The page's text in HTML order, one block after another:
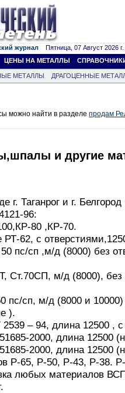
журнал Пятница, 07 Август 2026 г.
ЦЕНЫ НА МЕТАЛЛЫ
МЕТАЛЛЫ
ДРАГОЦЕННЫЕ
можно найти в разделе продам
и другие
г. Таганрог и г.
96:
80 ,КР-70.
62, с
пс/сп ,м/д (8000) без
Ст.70СП, м/д (8000),
пс/сп, м/д (8000 и
).
– 94, длина 12500 ,
2000, длина 12500
2000, длина 12500
Р-65, Р-50, Р-43, Р-38.
любых материалов